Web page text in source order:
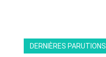
DERNIÈRES PARUTIONS